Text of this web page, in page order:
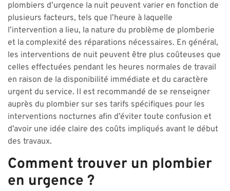
plombiers d’urgence la nuit peuvent varier en fonction de
plusieurs facteurs, tels que l’heure à laquelle
l’intervention a lieu, la nature du problème de plomberie
et la complexité des réparations nécessaires. En général,
les interventions de nuit peuvent être plus coûteuses que
celles effectuées pendant les heures normales de travail
en raison de la disponibilité immédiate et du caractère
urgent du service. Il est recommandé de se renseigner
auprès du plombier sur ses tarifs spécifiques pour les
interventions nocturnes afin d’éviter toute confusion et
d’avoir une idée claire des coûts impliqués avant le début
des travaux.
Comment trouver un plombier
en urgence ?